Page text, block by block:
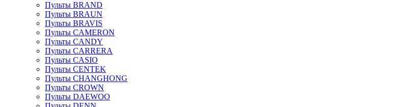
Пульты BRAND
Пульты BRAUN
Пульты BRAVIS
Пульты CAMERON
Пульты CANDY
Пульты CARRERA
Пульты CASIO
Пульты CENTEK
Пульты CHANGHONG
Пульты CROWN
Пульты DAEWOO